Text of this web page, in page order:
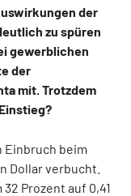
der
zu spüren
gewerblichen
der
mit. Trotzdem
Einbruch beim
Dollar verbucht.
Prozent auf 0,41